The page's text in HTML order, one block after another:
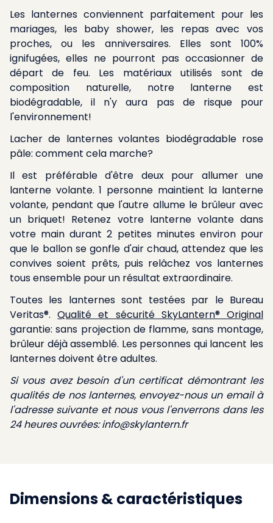
Les lanternes conviennent parfaitement pour les
mariages, les baby shower, les repas avec vos
proches, ou les anniversaires. Elles sont 100%
ignifugées, elles ne pourront pas occasionner de
départ de feu. Les matériaux utilisés sont de
composition naturelle, notre lanterne est
biodégradable, il n'y aura pas de risque pour
l'environnement!
Lacher de lanternes volantes biodégradable rose
pâle: comment cela marche?
Il est préférable d'être deux pour allumer une
lanterne volante. 1 personne maintient la lanterne
volante, pendant que l'autre allume le brûleur avec
un briquet! Retenez votre lanterne volante dans
votre main durant 2 petites minutes environ pour
que le ballon se gonfle d'air chaud, attendez que les
convives soient prêts, puis relâchez vos lanternes
tous ensemble pour un résultat extraordinaire.
Toutes les lanternes sont testées par le Bureau
Veritas®.Qualité et sécurité SkyLantern® Original
garantie: sans projection de flamme, sans montage,
brûleur déjà assemblé. Les personnes qui lancent les
lanternes doivent être adultes.
Si vous avez besoin d'un certificat démontrant les
qualités de nos lanternes, envoyez-nous un email à
l'adresse suivante et nous vous l'enverrons dans les
24 heures ouvrées:info@skylantern.fr
Dimensions & caractéristiques